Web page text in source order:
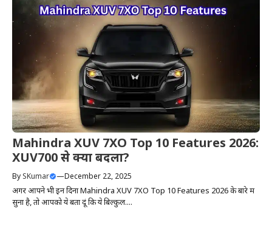
Mahindra XUV 7XO Top 10 Features 2026:
XUV700 से क्या बदला?
By SKumar —December 22, 2025
अगर आपने भी इन दिनों Mahindra XUV 7XO Top 10 Features 2026 के बारे में
सुना है, तो आपको ये बता दूं कि ये बिल्कुल....